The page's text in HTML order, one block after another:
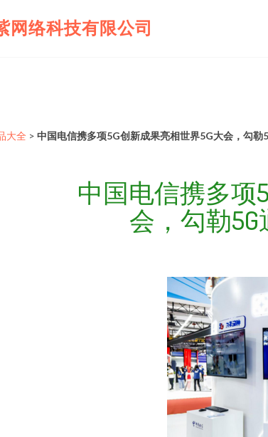
网络科技有限公司
大全 > 中国电信携多项5G创新成果亮相世界5G大会，勾勒
中国电信携多项
会，勾勒